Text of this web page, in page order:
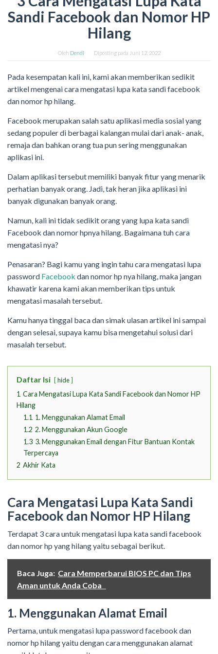
Sandi Facebook dan Nomor HP
Hilang
Oleh Dendi Diposting pada Juni 12, 2022
Pada kesempatan kali ini, kami akan memberikan sedikit
artikel mengenai cara mengatasi lupa kata sandi facebook
dan nomor hp hilang.
Facebook merupakan salah satu aplikasi media sosial yang
sedang populer di berbagai kalangan mulai dari anak- anak,
remaja dan bahkan orang tua pun sering menggunakan
aplikasi ini.
Dalam aplikasi tersebut memiliki banyak fitur yang menarik
perhatian banyak orang. Jadi, tak heran jika aplikasi ini
banyak digunakan banyak orang.
Namun, kali ini tidak sedikit orang yang lupa kata sandi
Facebook dan nomor hpnya hilang. Bagaimana tuh cara
mengatasi nya?
Penasaran? Bagi kamu yang ingin tahu cara mengatasi lupa
password Facebook dan nomor hp nya hilang, maka jangan
khawatir karena kami akan memberikan tips untuk
mengatasi masalah tersebut.
Kamu hanya tinggal baca dan simak ulasan artikel ini sampai
dengan selesai, supaya kamu bisa mengetahui solusi dari
masalah tersebut.
Daftar Isi hide
1 Cara Mengatasi Lupa Kata Sandi Facebook dan Nomor HP
Hilang
1.1 1. Menggunakan Alamat Email
1.2 2. Menggunakan Akun Google
1.3 3. Menggunakan Email dengan Fitur Bantuan Kontak
Terpercaya
2 Akhir Kata
Cara Mengatasi Lupa Kata Sandi
Facebook dan Nomor HP Hilang
Terdapat 3 cara untuk mengatasi lupa kata sandi facebook
dan nomor hp yang hilang yaitu sebagai berikut.
Baca Juga: Cara Memperbarui BIOS PC dan Tips
Aman untuk Anda Coba
1. Menggunakan Alamat Email
Pertama, untuk mengatasi lupa password facebook dan
nomor hp hilang yaitu dengan cara menggunakan alamat